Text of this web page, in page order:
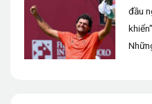
đầu